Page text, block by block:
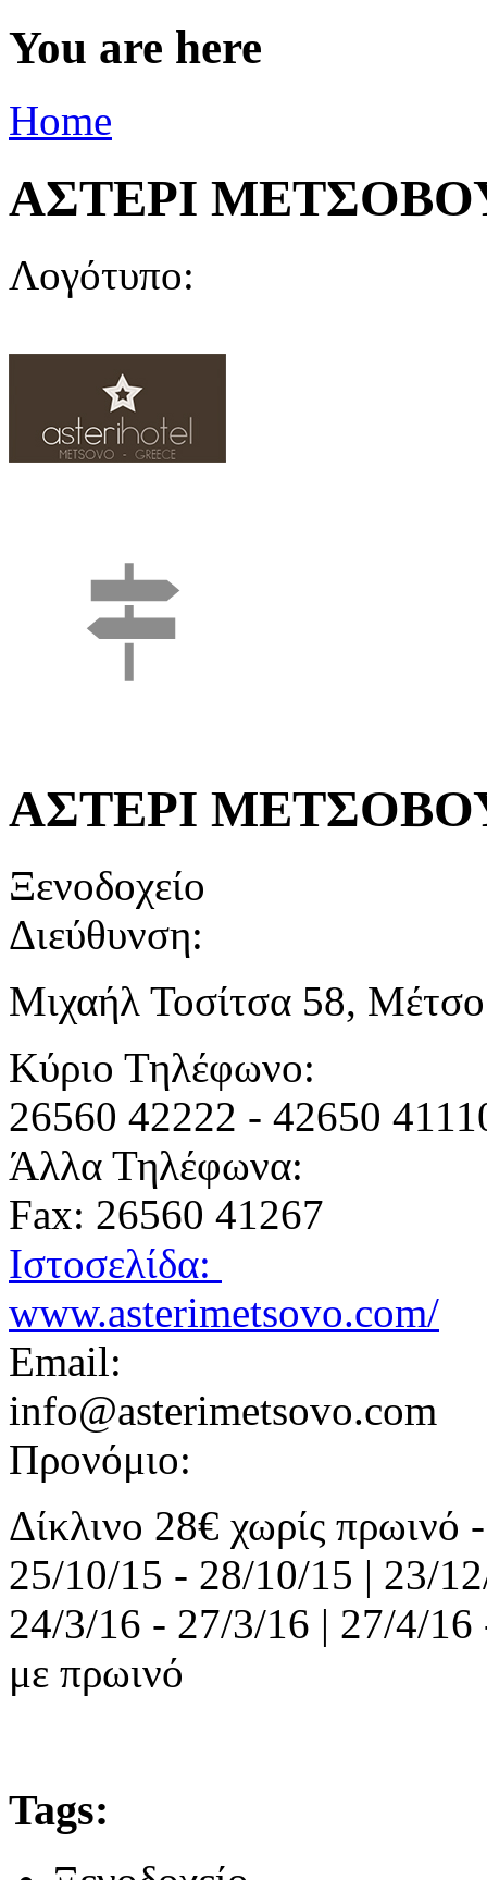
You are here
Home
ΑΣΤΕΡΙ
Λογότυπο:
ΑΣΤΕΡΙ
Ξενοδοχείο
Διεύθυνση:
Μιχαήλ Τοσίτσα 58,
Κύριο Τηλέφωνο:
26560 42222 - 42650
Άλλα Τηλέφωνα:
Fax: 26560 41267
Ιστοσελίδα:
www.asterimetsovo.com/
Email:
info@asterimetsovo.com
Προνόμιο:
Δίκλινο 28€ χωρίς πρωινό
25/10/15 - 28/10/15 | 23/
24/3/16 - 27/3/16 | 27/4/16
με πρωινό
Tags: